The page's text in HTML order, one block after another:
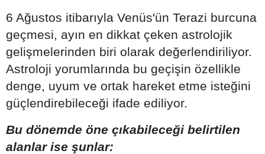
6 Ağustos itibarıyla Venüs'ün Terazi burcuna
geçmesi, ayın en dikkat çeken astrolojik
gelişmelerinden biri olarak değerlendiriliyor.
Astroloji yorumlarında bu geçişin özellikle
denge, uyum ve ortak hareket etme isteğini
güçlendirebileceği ifade ediliyor.
Bu dönemde öne çıkabileceği belirtilen
alanlar ise şunlar: